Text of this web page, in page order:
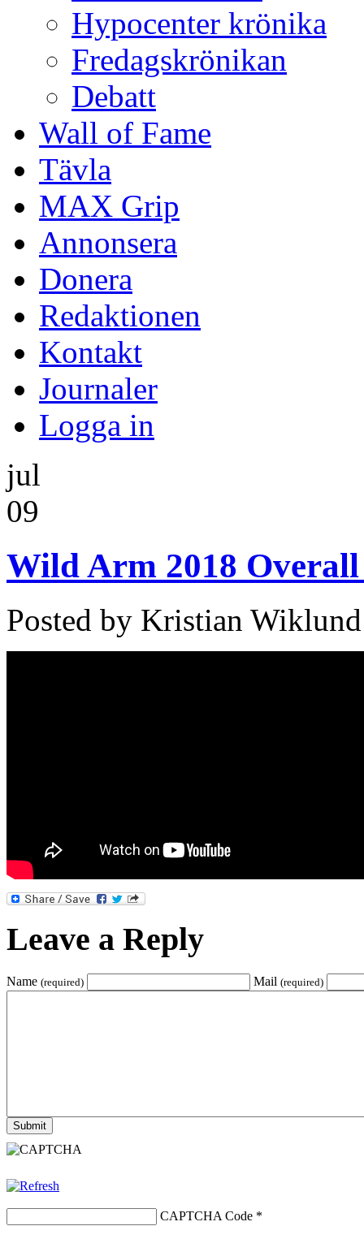
Hypocenter krönika
Fredagskrönikan
Debatt
Wall of Fame
Tävla
MAX Grip
Annonsera
Donera
Redaktionen
Kontakt
Journaler
Logga in
jul
09
Wild Arm 2018
Posted by Kristian Wiklund
Leave a Reply
Name (required) Mail (required)
CAPTCHA Code *